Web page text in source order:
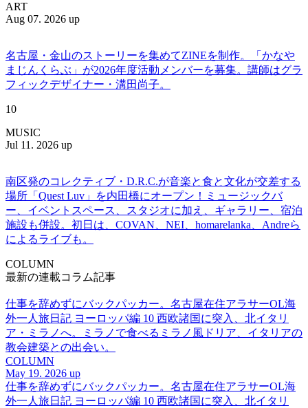
ART
Aug 07. 2026 up
名古屋・金山のストーリーを集めてZINEを制作。「かなや
まじんくらぶ」が2026年度活動メンバーを募集。講師はグラ
フィックデザイナー・溝田尚子。
10
MUSIC
Jul 11. 2026 up
南区発のコレクティブ・D.R.C.が⾳楽と⾷と⽂化が交差する
場所「Quest Luv」を内田橋にオープン！ミュージックバ
ー、イベントスペース、スタジオに加え、ギャラリー、宿泊
施設も併設。初日は、COVAN、NEI、homarelanka、Andreら
によるライブも。
COLUMN
最新の連載コラム記事
仕事を辞めずにバックパッカー。名古屋在住アラサーOL海
外一人旅日記 ヨーロッパ編 10 西欧諸国に突入、北イタリ
ア・ミラノへ。ミラノで食べるミラノ風ドリア、イタリアの
教会建築との出会い。
COLUMN
May 19. 2026 up
仕事を辞めずにバックパッカー。名古屋在住アラサーOL海
外一人旅日記 ヨーロッパ編 10 西欧諸国に突入、北イタリ